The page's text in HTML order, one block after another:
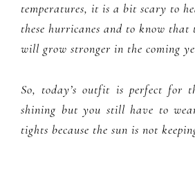
temperatures, it is a bit scary to
these hurricanes and to know that
will grow stronger in the coming
So, today’s outfit is perfect for
shining but you still have to
tights because the sun is not